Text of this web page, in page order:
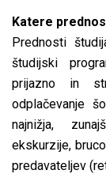
Katere
Prednosti
študijski
prijazno in
odplačevanje
najnižja,
ekskurzije,
predavateljev